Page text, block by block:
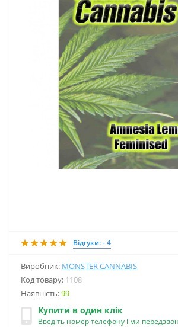
Відгуки: - 4
Виробник: MONSTER CANNABIS
Код товару: 1108
Наявність:99
Купити в один клік
Введіть номер телефону і ми